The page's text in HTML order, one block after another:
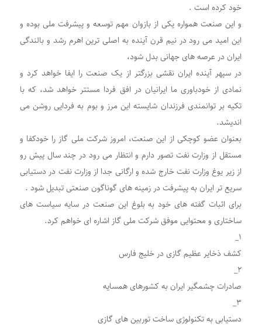
خود کرده است .
و‌ این صنعت همواره یکی از بازوان مهم توسعه و پیشرفت ملی بوده و
این امید می رود در نیم قرن آینده به اصلی ترین اهرم رشد و بالندگی
ایران در عرصه های جهانی بدل شود،
در سپهر آینده ایران نقشی بزرگتر از یک صنعت را ایفا خواهد کرد و
نمادی از خودباوری ما ایرانیان در افق فردا مستتر خواهد شد، که با
تکیه بر توانمندی فرزندان شایسته این مرز و بوم به فردایی روشن می
اندیشد.
بعنوان عضو کوچکی از این صنعت، امروز شرکت ملی گاز را خودکفا و
مستقل از وزارت نفت تصور دارم و انتظار می رود در چند سال پیش رو
از زیر یوغ وزارت نفت خارج شده و ارگانی جدا از وزارت نفت در دستیابی
سریع تر ایران به پیشرفت در زمینه های گوناگون صنعتی تبدیل شود .
برای اثبات گفته های خود به بلوغ این صنعت در سایه سیاست های
ساختاری و محتوایی موفق شرکت ملی گاز اشاره ای خواهم کرد.
۱_
کشف ذخایر عظیم گازی در خلیج فارس
۲_
صادرات چشمگیر ایران به کشورهای همسایه
۳_
دستیابی به تکنولوژی ساخت توربین های گازی